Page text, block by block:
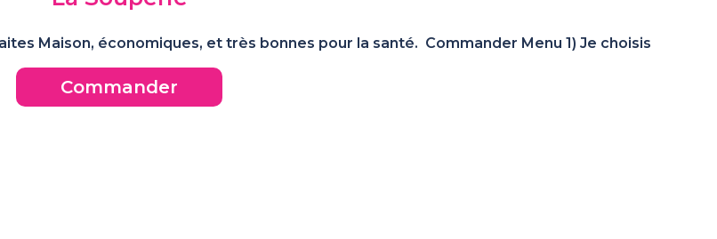
Maison, économiques, et très bonnes pour la santé. Commander Menu 1) Je choisis
Commander